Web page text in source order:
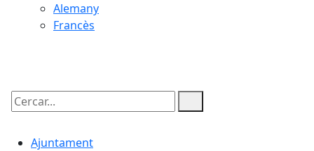
Alemany
Francès
Cercar:
Ajuntament